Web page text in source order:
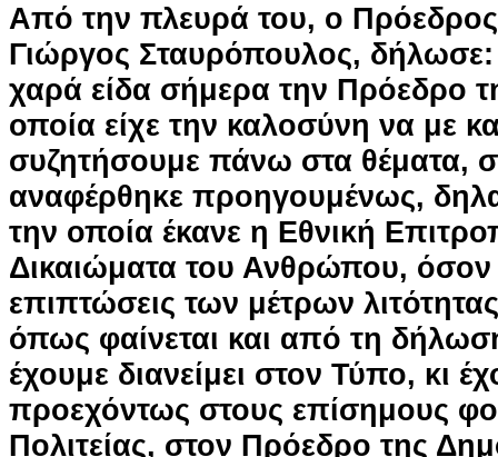
Από την πλευρά του, ο
Γιώργος Σταυρόπουλος,
χαρά είδα σήμερα την Πρόεδρο
οποία είχε την καλοσύνη να με
συζητήσουμε πάνω στα θέματα,
αναφέρθηκε προηγουμένως,
την οποία έκανε η Εθνική
Δικαιώματα του Ανθρώπου, όσον
επιπτώσεις των μέτρων
όπως φαίνεται και από τη
έχουμε διανείμει στον Τύπο, κι
προεχόντως στους επίσημους
Πολιτείας, στον Πρόεδρο της